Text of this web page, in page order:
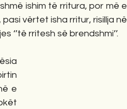
ishim të rritura, por më e
vërtet isha rritur, risillja në
rritesh së brendshmi’’.
e